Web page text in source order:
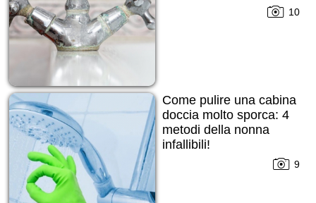
10
Come pulire una cabina
doccia molto sporca: 4
metodi della nonna
infallibili!
9